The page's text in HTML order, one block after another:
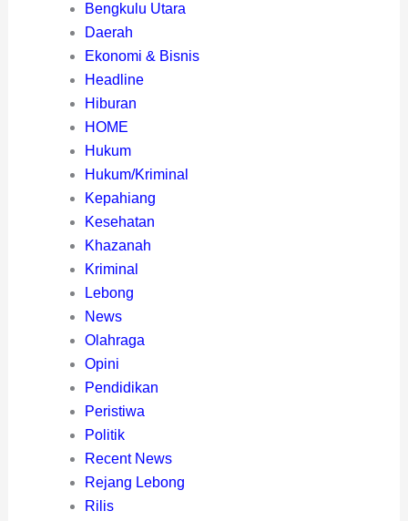
Bengkulu Utara
Daerah
Ekonomi & Bisnis
Headline
Hiburan
HOME
Hukum
Hukum/Kriminal
Kepahiang
Kesehatan
Khazanah
Kriminal
Lebong
News
Olahraga
Opini
Pendidikan
Peristiwa
Politik
Recent News
Rejang Lebong
Rilis